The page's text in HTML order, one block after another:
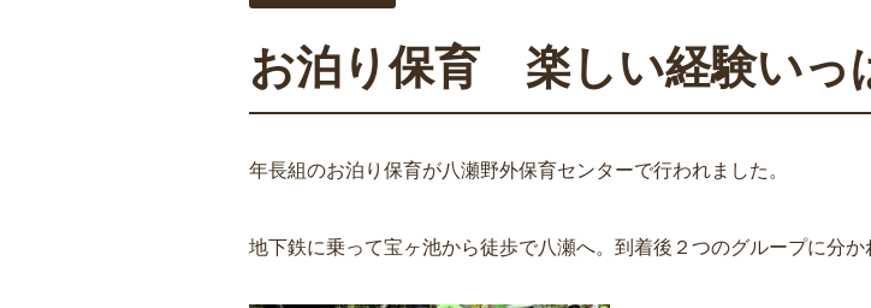
お泊り保育 楽しい経験いっ
年長組のお泊り保育が八瀬野外保育センターで行われました。
地下鉄に乗って宝ヶ池から徒歩で八瀬へ。到着後２つのグループに分か